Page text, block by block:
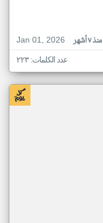
Jan 01, 2026
منذ ٧ أشهر
عدد الكلمات: ٢٢٣